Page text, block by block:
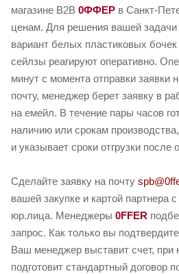
магазине B2B 0ФФЕР в Санкт-
ценам. Для решения вашей
вариант белых пластиковых
сейлзы реагируют оперативно.
минут с момента отправки заявки
почту, менеджер берет заявку в
на емейл. В течение пары часов
наличию или срокам
и указывает сроки отгрузки после
Сделайте заявку на почту
вашей закупке и картой партнера
юр.лица. Менеджеры 0FFER
запрос. Как только вы
Ваш менеджер выставит счет, при
подготовит стандартный договор